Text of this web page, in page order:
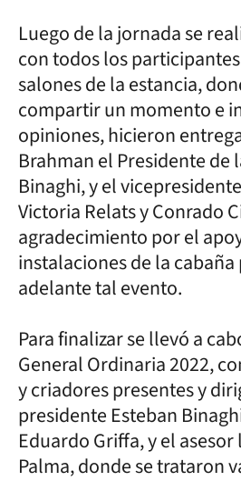
Luego de la jornada se
con todos los
salones de la estancia,
compartir un momento e
opiniones, hicieron
Brahman el Presidente de
Binaghi, y el
Victoria Relats y Conrado
agradecimiento por el
instalaciones de la
adelante tal evento.
Para finalizar se llevó a
General Ordinaria 2022,
y criadores presentes y
presidente Esteban
Eduardo Griffa, y el
Palma, donde se trataron